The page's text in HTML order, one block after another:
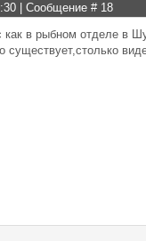
| Сообщение # 18
как в рыбном отделе в